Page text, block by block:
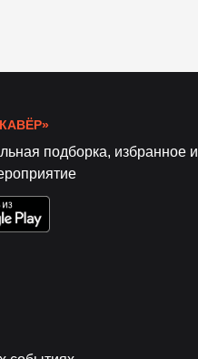
подборка, избранное и